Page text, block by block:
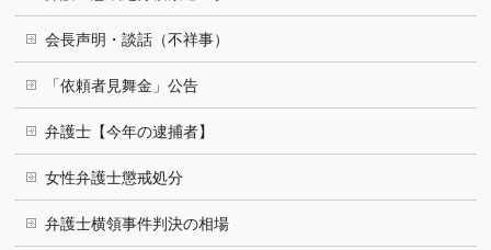
会長声明・談話（不祥事）
「依頼者見舞金」公告
弁護士【今年の逮捕者】
女性弁護士懲戒処分
弁護士横領事件判決の相場